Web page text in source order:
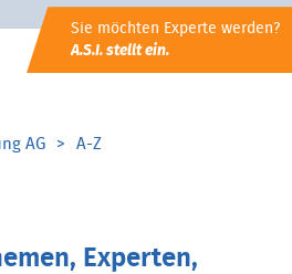
Sie möchten Experte werden?
A.S.I. stellt ein.
AG A-Z
Experten,